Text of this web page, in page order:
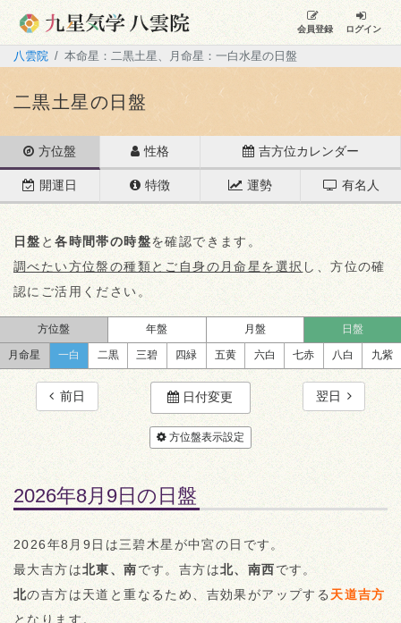
会員登録 ログイン
八雲院 本命星：二黒土星、月命星：一白水星の日盤
二黒土星の日盤
方位盤 性格 吉方位カレンダー
開運日 特徴 運勢 有名人
日盤 と各時間帯の時盤を確認できます。
調べたい方位盤の種類とご自身の月命星を選択 し、方位の確
認にご活用ください。
方位盤 年盤 月盤 日盤
月命星 一白 二黒 三碧 四緑 五黄 六白 七赤 八白 九紫
前日 日付変更 翌日
方位盤表示設定
2026年8月9日の日盤
2026年8月9日は三碧木星が中宮の日です。
最大吉方は北東、南です。吉方は北、南西です。
北の吉方は天道と重なるため、吉効果がアップする天道吉方
となります。